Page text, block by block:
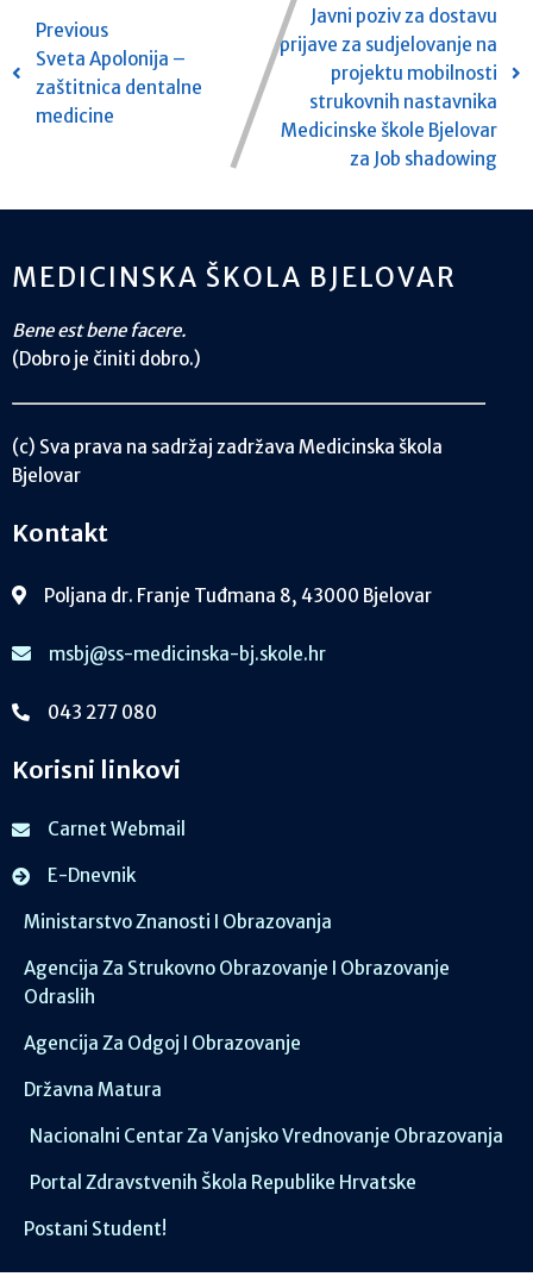
Previous
Sveta Apolonija –
zaštitnica dentalne
medicine
Javni poziv za dostavu
prijave za sudjelovanje na
projektu mobilnosti
strukovnih nastavnika
Medicinske škole Bjelovar
za Job shadowing
MEDICINSKA ŠKOLA BJELOVAR
Bene est bene facere.
(Dobro je činiti dobro.)
(c) Sva prava na sadržaj zadržava Medicinska škola
Bjelovar
Kontakt
Poljana dr. Franje Tuđmana 8, 43000 Bjelovar
msbj@ss-medicinska-bj.skole.hr
043 277 080
Korisni linkovi
Carnet Webmail
E-Dnevnik
Ministarstvo Znanosti I Obrazovanja
Agencija Za Strukovno Obrazovanje I Obrazovanje
Odraslih
Agencija Za Odgoj I Obrazovanje
Državna Matura
Nacionalni Centar Za Vanjsko Vrednovanje Obrazovanja
Portal Zdravstvenih Škola Republike Hrvatske
Postani Student!